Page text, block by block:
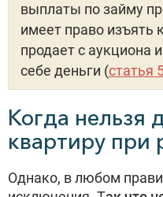
выплаты по займу
имеет право изъять
продает с аукциона
себе деньги (статья
Когда нельзя
квартиру при
Однако, в любом